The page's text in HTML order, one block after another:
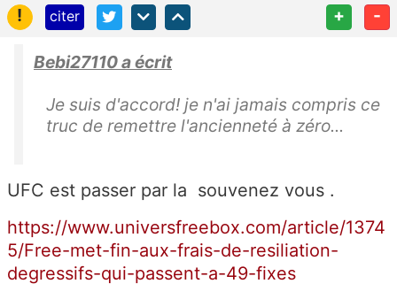
! citer + -
Bebi27110 a écrit
Je suis d'accord! je n'ai jamais compris ce
truc de remettre l'ancienneté à zéro...
UFC est passer par la souvenez vous .
https://www.universfreebox.com/article/1374
5/Free-met-fin-aux-frais-de-resiliation-
degressifs-qui-passent-a-49-fixes